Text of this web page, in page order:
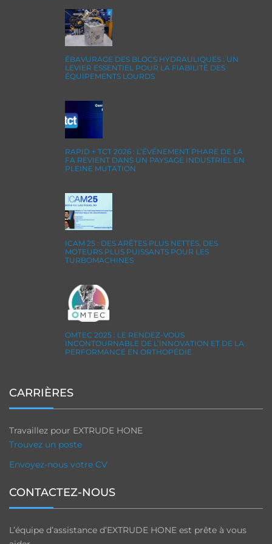
ÉBAVURAGE DES BLOCS HYDRAULIQUES : UN
LEVIER ESSENTIEL POUR LA FIABILITÉ DES
ÉQUIPEMENTS LOURDS
RAPID + TCT 2026 : L’ÉVÉNEMENT PHARE DE LA
FA REVIENT DANS UN PAYSAGE INDUSTRIEL EN
PLEINE MUTATION
ICAM 25 : DES ARÊTES PLUS NETTES, DES
MOTEURS PLUS PUISSANTS POUR LES
TURBOMACHINES
OMTEC 2025 : LE RENDEZ-VOUS
INCONTOURNABLE DE L’INNOVATION ET DE LA
PERFORMANCE EN ORTHOPÉDIE
CARRIÈRES
Travaillez pour EXTRUDE HONE
Trouvez un poste
Envoyez-nous votre CV
CONTACTEZ-NOUS
L’équipe d’assistance d’EXTRUDE HONE est prête à vous